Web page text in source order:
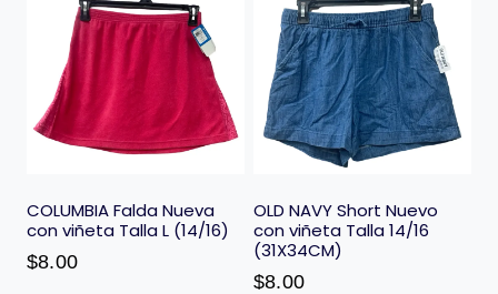
COLUMBIA Falda Nueva
con viñeta Talla L (14/16)
$8.00
OLD NAVY Short Nuevo
con viñeta Talla 14/16
(31X34CM)
$8.00